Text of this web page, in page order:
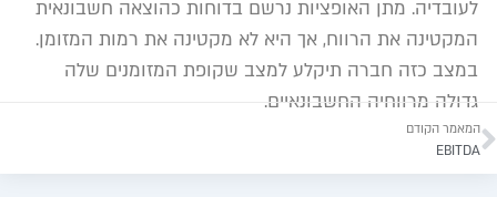
לעובדיה. מתן האופציות נרשם בדוחות כהוצאה חשבונאית
המקטינה את הרווח, אך היא לא מקטינה את רמות המזומן.
במצב כזה חברה תיקלע למצב שקופת המזומנים שלה
גדולה מרווחיה החשבונאיים.
המאמר הקודם
EBITDA